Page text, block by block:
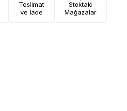
Teslimat
ve İade
Stoktaki
Mağazalar